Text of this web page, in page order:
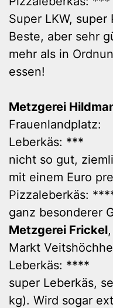
Super LKW,
Beste, aber sehr
mehr als in
essen!
Metzgerei
Frauenlandplatz:
Leberkäs: ***
nicht so gut,
mit einem Euro
Pizzaleberkäs:
ganz besonderer
Metzgerei Frickel
Markt
Leberkäs: ****
super Leberkäs,
kg). Wird sogar